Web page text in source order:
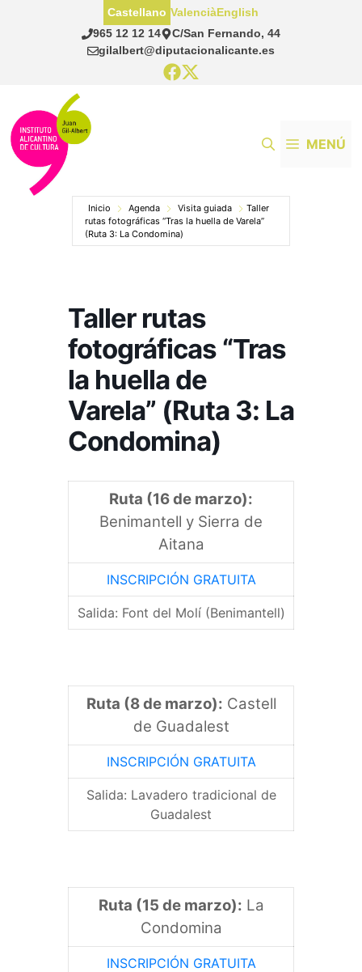
965 12 12 14
C/San Fernando, 44
gilalbert@diputacionalicante.es
Castellano ValenciàEnglish
MENÚ
Inicio Agenda Visita guiada
Taller
rutas fotográficas “Tras la huella de Varela”
(Ruta 3: La Condomina)
Taller rutas
fotográficas “Tras
la huella de
Varela” (Ruta 3: La
Condomina)
Ruta (16 de marzo):
Benimantell y Sierra de
Aitana
INSCRIPCIÓN GRATUITA
Salida: Font del Molí (Benimantell)
Ruta (8 de marzo): Castell
de Guadalest
INSCRIPCIÓN GRATUITA
Salida: Lavadero tradicional de
Guadalest
Ruta (15 de marzo): La
Condomina
INSCRIPCIÓN GRATUITA